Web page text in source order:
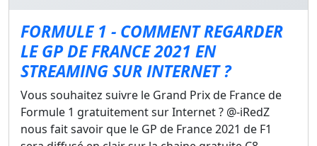
FORMULE 1 - COMMENT REGARDER
LE GP DE FRANCE 2021 EN
STREAMING SUR INTERNET ?
Vous souhaitez suivre le Grand Prix de France de
Formule 1 gratuitement sur Internet ? @-iRedZ
nous fait savoir que le GP de France 2021 de F1